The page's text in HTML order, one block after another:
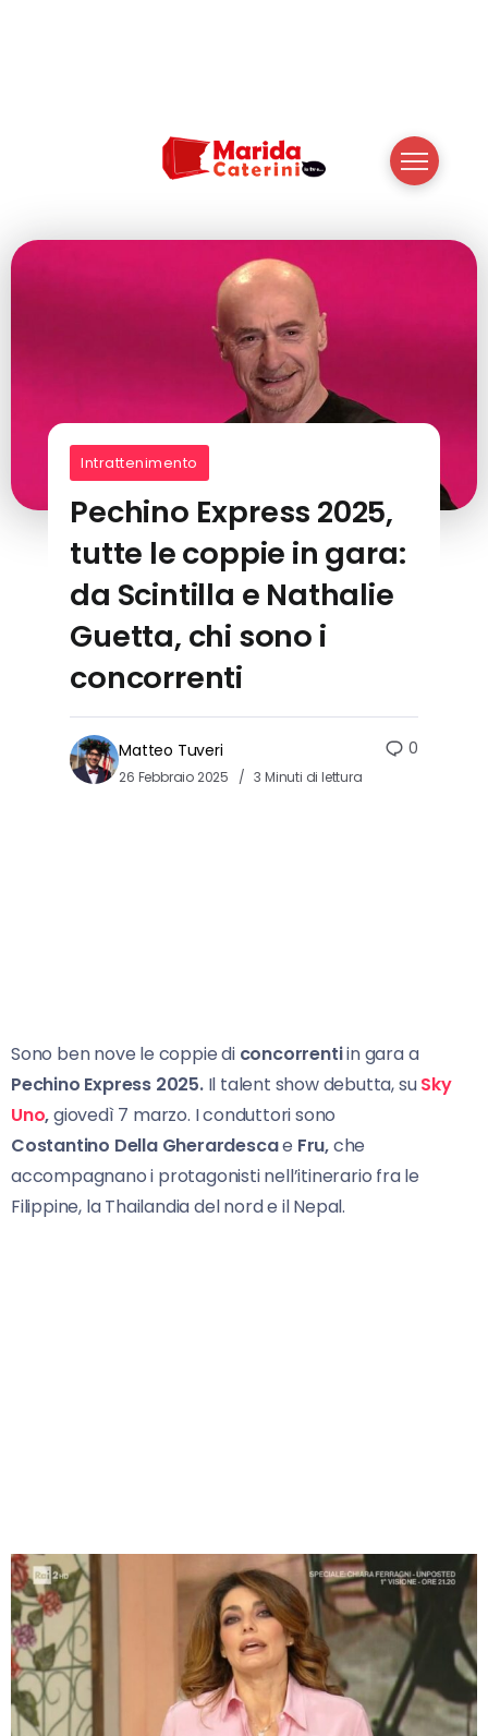
Intrattenimento
Pechino Express 2025,
tutte le coppie in gara:
da Scintilla e Nathalie
Guetta, chi sono i
concorrenti
Matteo Tuveri
26 Febbraio 2025 3 Minuti di lettura
0
Sono ben nove le coppie di concorrentiin gara a
Pechino Express 2025.Il talent show debutta, suSky
Uno,giovedì 7 marzo. I conduttori sono
Costantino Della Gherardescae Fru,che
accompagnano i protagonisti nell’itinerario fra le
Filippine, la Thailandia del nord e il Nepal.